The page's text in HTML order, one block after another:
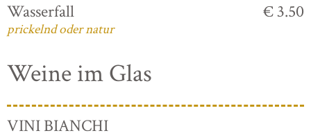
Wasserfall
prickelnd oder natur
€ 3.50
Weine im Glas
VINI BIANCHI